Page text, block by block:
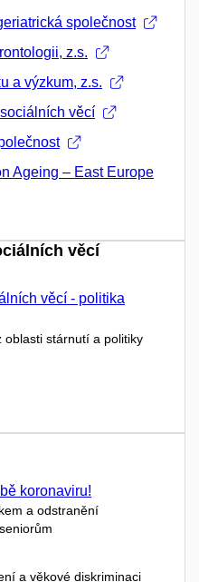
společnost
z.s.
a výzkum, z.s.
věcí
Ageing – East Europe
věcí
věcí - politika
oblasti stárnutí a politiky
koronaviru!
a odstranění
a věkové diskriminaci